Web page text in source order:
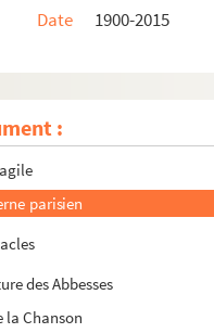
Date
1900-2015
:
Montmartre
parisien
des Abbesses
la Chanson